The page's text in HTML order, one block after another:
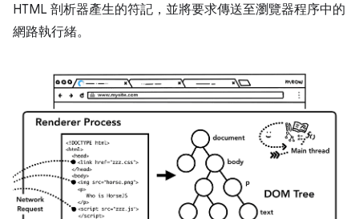
HTML 剖析器產生的符記，並將要求傳送至瀏覽器程序中的
網路執行緒。